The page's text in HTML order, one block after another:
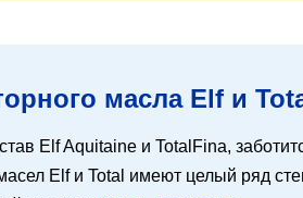
масла Elf и
Elf Aquitaine и TotalFina,
Elf и Total имеют целый ряд